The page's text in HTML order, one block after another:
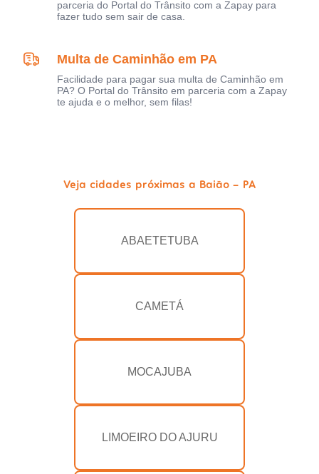
parceria do Portal do Trânsito com a Zapay para
fazer tudo sem sair de casa.
Multa de Caminhão em PA
Facilidade para pagar sua multa de Caminhão em
PA? O Portal do Trânsito em parceria com a Zapay
te ajuda e o melhor, sem filas!
Veja cidades próximas a Baião - PA
ABAETETUBA
CAMETÁ
MOCAJUBA
LIMOEIRO DO AJURU